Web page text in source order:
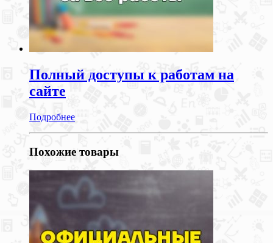
Полный доступы к работам на
сайте
Подробнее
Похожие товары